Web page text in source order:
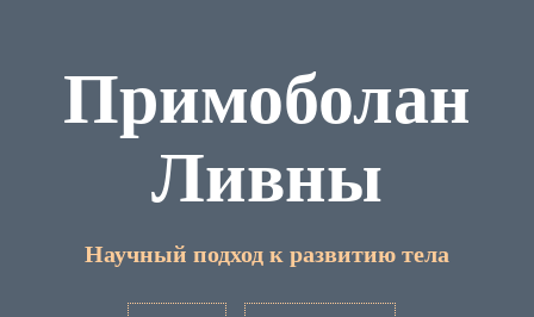
Примоболан
Ливны
Научный подход к развитию тела